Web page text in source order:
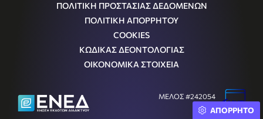
ΠΟΛΙΤΙΚΗ ΠΡΟΣΤΑΣΙΑΣ ΔΕΔΟΜΕΝΩΝ
ΠΟΛΙΤΙΚΗ ΑΠΟΡΡΗΤΟΥ
COOKIES
ΚΩΔΙΚΑΣ ΔΕΟΝΤΟΛΟΓΙΑΣ
ΟΙΚΟΝΟΜΙΚΑ ΣΤΟΙΧΕΙΑ
ΜΕΛΟΣ #242054
Μ.Η.Τ.ΑΠΟΡΡΗΤΟ